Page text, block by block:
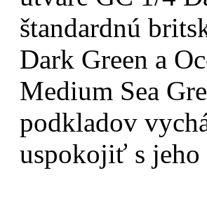
štandardnú
Dark Green a
Medium Sea
podkladov
uspokojiť s jeho